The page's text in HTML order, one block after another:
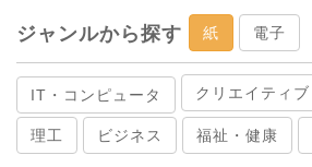
ジャンルから探す 紙 電子
IT・コンピュータ クリエイティブ
理工 ビジネス 福祉・健康